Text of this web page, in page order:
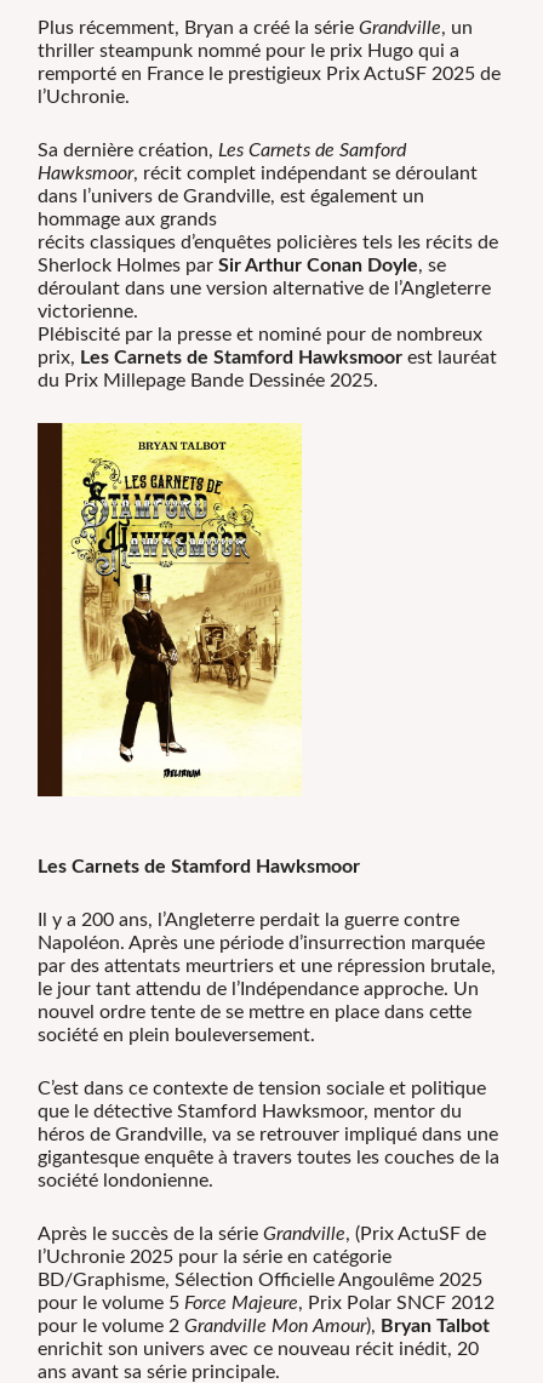
Plus récemment, Bryan a créé la sérieGrandville, un
thriller steampunk nommé pour le prix Hugo qui a
remporté en France le prestigieux Prix ActuSF 2025 de
l’Uchronie.
Sa dernière création,Les Carnets de Samford
Hawksmoor, récit complet indépendant se déroulant
dans l’univers de Grandville, est également un
hommage aux grands
récits classiques d’enquêtes policières tels les récits de
Sherlock Holmes parSir Arthur Conan Doyle, se
déroulant dans une version alternative de l’Angleterre
victorienne.
Plébiscité par la presse et nominé pour de nombreux
prix, Les Carnets de Stamford Hawksmoorest lauréat
du Prix Millepage Bande Dessinée 2025.
Les Carnets de Stamford Hawksmoor
Il y a 200 ans, l’Angleterre perdait la guerre contre
Napoléon. Après une période d’insurrection marquée
par des attentats meurtriers et une répression brutale,
le jour tant attendu de l’Indépendance approche. Un
nouvel ordre tente de se mettre en place dans cette
société en plein bouleversement.
C’est dans ce contexte de tension sociale et politique
que le détective Stamford Hawksmoor, mentor du
héros de Grandville, va se retrouver impliqué dans une
gigantesque enquête à travers toutes les couches de la
société londonienne.
Après le succès de la sérieGrandville, (Prix ActuSF de
l’Uchronie 2025 pour la série en catégorie
BD/Graphisme, Sélection Officielle Angoulême 2025
pour le volume 5 Force Majeure, Prix Polar SNCF 2012
pour le volume 2Grandville Mon Amour), Bryan Talbot
enrichit son univers avec ce nouveau récit inédit, 20
ans avant sa série principale.